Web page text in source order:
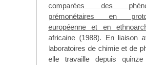
comparées des
prémonétaires en
européenne et en
africaine (1988). En liaison
laboratoires de chimie et de
elle travaille depuis